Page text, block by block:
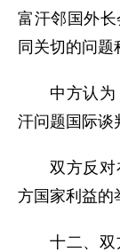
富汗邻国外
同关切的问题
中方认
汗问题国际谈
双方反对
方国家利益的
十二、